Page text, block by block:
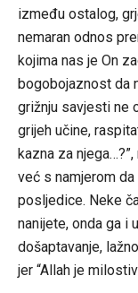
između ostalog,
nemaran odnos
kojima nas je On
bogobojaznost da
grižnju savjesti ne
grijeh učine,
kazna za
već s namjerom
posljedice. Neke
nanijete, onda ga i
došaptavanje,
jer “Allah je